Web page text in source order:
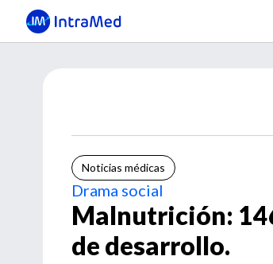
Noticias médicas
Drama social
Malnutrición:
de desarrollo.